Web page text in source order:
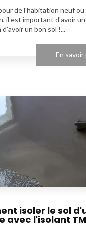
de l'habitation neuf ou
il est important d'avoir
d'avoir un bon sol !...
En savoir
isoler le sol
avec l'isolant